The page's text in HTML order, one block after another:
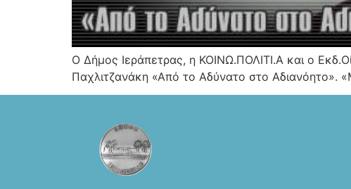
Ο Δήμος Ιεράπετρας, η ΚΟΙΝΩ.ΠΟΛΙΤΙ.Α και ο
Παχλιτζανάκη «Από το Αδύνατο στο Αδιανόητο».